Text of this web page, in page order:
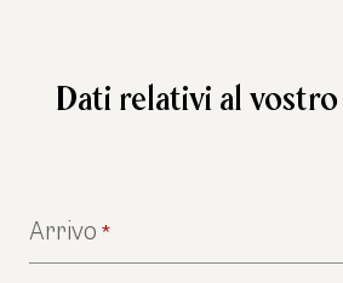
Dati relativi al
Arrivo *